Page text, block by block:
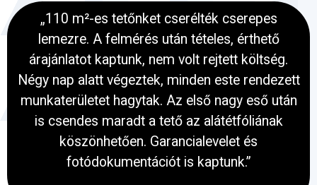
„110 m²-es tetőnket cserélték cserepes
lemezre. A felmérés után tételes, érthető
árajánlatot kaptunk, nem volt rejtett költség.
Négy nap alatt végeztek, minden este rendezett
munkaterületet hagytak. Az első nagy eső után
is csendes maradt a tető az alátétfóliának
köszönhetően. Garancialevelet és
fotódokumentációt is kaptunk.”